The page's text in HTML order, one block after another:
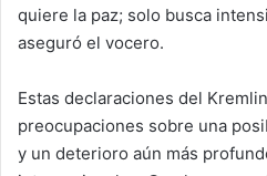
quiere la paz; solo busca
aseguró el vocero.
Estas declaraciones del
preocupaciones sobre una
y un deterioro aún más